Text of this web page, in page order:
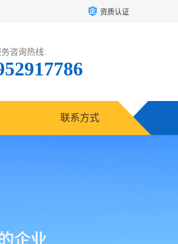
资质认证
咨询热线:
联系方式